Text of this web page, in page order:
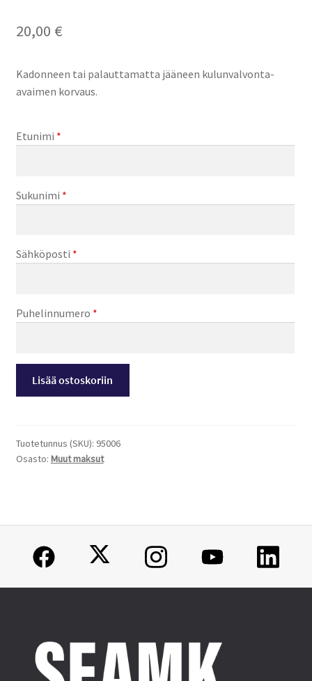
20,00 €
Kadonneen tai palauttamatta jääneen kulunvalvonta-
avaimen korvaus.
Etunimi *
Sukunimi *
Sähköposti *
Puhelinnumero *
kulkuavain
Lisää ostoskoriin
Tuotetunnus (SKU): 95006
Osasto: Muut maksut